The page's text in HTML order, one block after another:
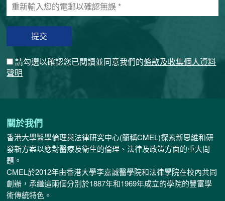
的
電
郵
址
*
新
您
的
電
郵
確
無
誤
*
請勾選以確認您已閱讀並同意我們的條款及收集個人資料
聲明
關於我們
香港大學醫學倫理與法律研究中心(簡稱CMEL)探索新思維和研
發新方案以應對醫療及衞生的倫理、法律及政策方面的重大問
題。
CMEL於2012年由香港大學李嘉誠醫學院和法律學院在校內共同
創辦，承繼這兩個分別於1887年和1969年成立的學院的豐富學
術傳統特色。